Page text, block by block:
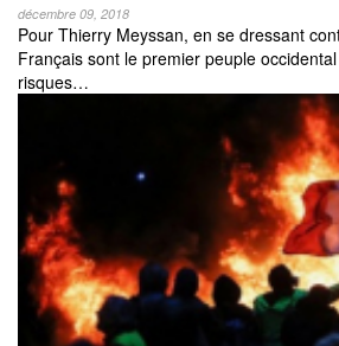
décembre 09, 2018
Pour Thierry Meyssan, en se dressant
Français sont le premier peuple
risques…